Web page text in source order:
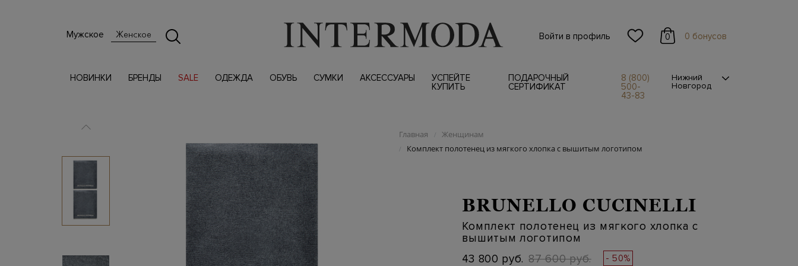
Мужское Женское Войти в профиль 0 0 бонусов
НОВИНКИ БРЕНДЫ SALE ОДЕЖДА ОБУВЬ СУМКИ АКСЕССУАРЫ
УСПЕЙТЕ
КУПИТЬ
ПОДАРОЧНЫЙ
СЕРТИФИКАТ
8 (800)
500-
43-83
Нижний
Новгород
Главная / Женщинам
/ Комплект полотенец из мягкого хлопка с вышитым логотипом
BRUNELLO CUCINELLI
Комплект полотенец из мягкого хлопка с
вышитым логотипом
43 800 руб. 87 600 руб. - 50%